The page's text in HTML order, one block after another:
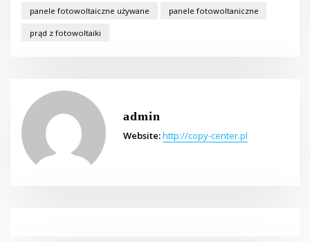
panele fotowoltaiczne używane panele fotowoltaniczne
prąd z fotowoltaiki
admin
Website:http://copy-center.pl